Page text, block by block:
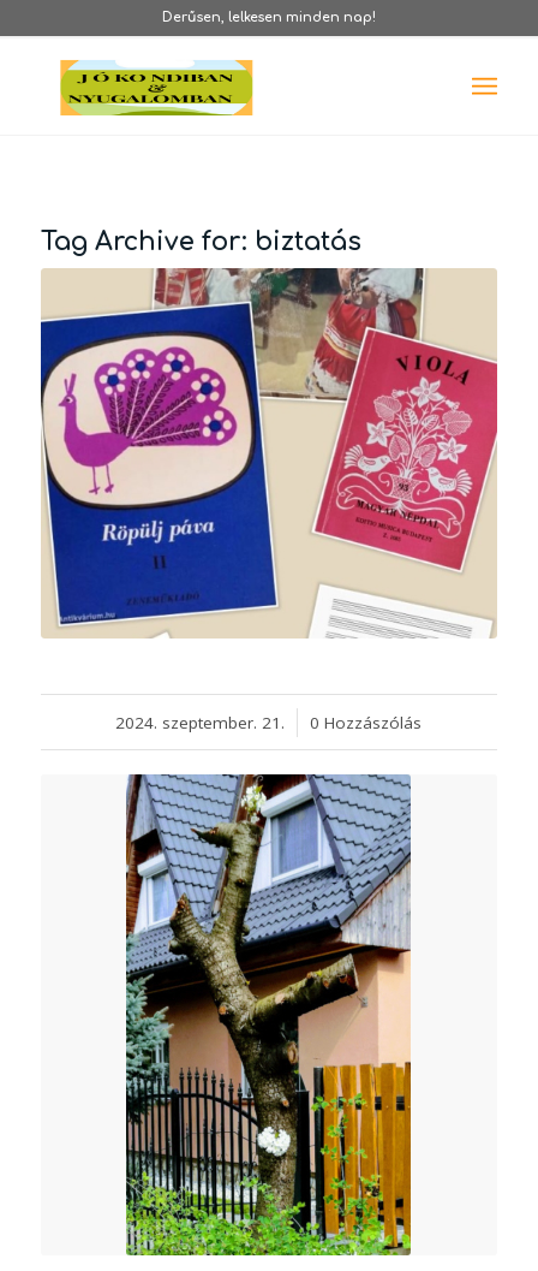
Derűsen, lelkesen minden nap!
Tag Archive for: biztatás
2024. szeptember. 21.
/ 0 Hozzászólás